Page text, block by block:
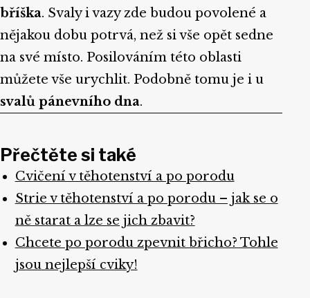
bříška. Svaly i vazy zde budou povolené a
nějakou dobu potrvá, než si vše opět sedne
na své místo. Posilováním této oblasti
můžete vše urychlit. Podobně tomu je i u
svalů pánevního dna.
Přečtěte si také
Cvičení v těhotenství a po porodu
Strie v těhotenství a po porodu – jak se o
ně starat a lze se jich zbavit?
Chcete po porodu zpevnit břicho? Tohle
jsou nejlepší cviky!